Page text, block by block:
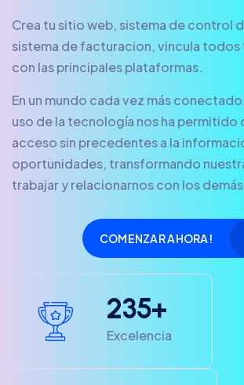
Crea tu sitio web, sistema de control
sistema de facturacion, vincula
con las principales plataformas.
En un mundo cada vez más
uso de la tecnología nos ha permitido
acceso sin precedentes a la
oportunidades, transformando
trabajar y relacionarnos con los
COMENZAR AHORA!
235+
Excelencia